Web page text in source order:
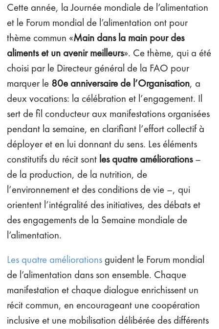
Cette année, la Journée mondiale de l’alimentation
et le Forum mondial de l’alimentation ont pour
thème commun «Main dans la main pour des
aliments et un avenir meilleurs». Ce thème, qui a été
choisi par le Directeur général de la FAO pour
marquer le 80e anniversaire de l’Organisation, a
deux vocations: la célébration et l’engagement. Il
sert de fil conducteur aux manifestations organisées
pendant la semaine, en clarifiant l’effort collectif à
déployer et en lui donnant du sens. Les éléments
constitutifs du récit sont les quatre améliorations–
de la production, de la nutrition, de
l’environnement et des conditions de vie –, qui
orientent l’intégralité des initiatives, des débats et
des engagements de la Semaine mondiale de
l’alimentation.
Les quatre améliorations guident le Forum mondial
de l’alimentation dans son ensemble. Chaque
manifestation et chaque dialogue enrichissent un
récit commun, en encourageant une coopération
inclusive et une mobilisation délibérée des différents